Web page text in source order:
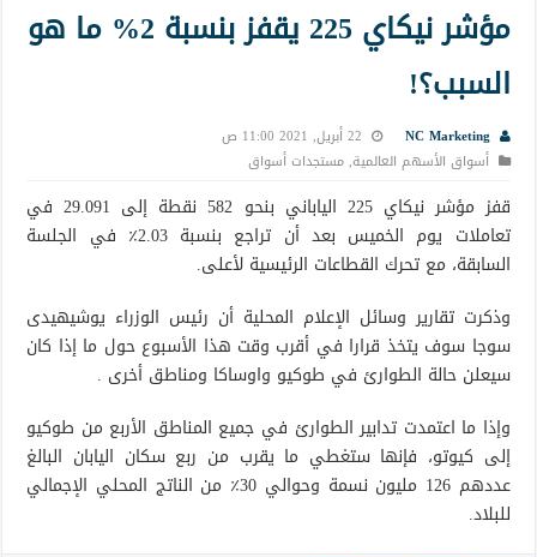
مؤشر نيكاي 225 يقفز بنسبة 2% ما هو
السبب؟!
NC Marketing
22 أبريل, 2021 11:00 ص
أسواق الأسهم العالمية,مستجدات أسواق
قفز مؤشر نيكاي 225 الياباني بنحو 582 نقطة إلى 29.091 في
تعاملات يوم الخميس بعد أن تراجع بنسبة 2.03٪ في الجلسة
السابقة، مع تحرك القطاعات الرئيسية لأعلى.
وذكرت تقارير وسائل الإعلام المحلية أن رئيس الوزراء يوشيهيدى
سوجا سوف يتخذ قرارا في أقرب وقت هذا الأسبوع حول ما إذا كان
سيعلن حالة الطوارئ في طوكيو واوساكا ومناطق أخرى .
وإذا ما اعتمدت تدابير الطوارئ في جميع المناطق الأربع من طوكيو
إلى كيوتو، فإنها ستغطي ما يقرب من ربع سكان اليابان البالغ
عددهم 126 مليون نسمة وحوالي 30٪ من الناتج المحلي الإجمالي
للبلاد.